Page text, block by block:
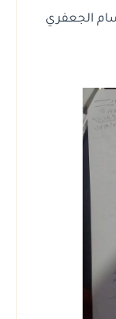
الجعفري